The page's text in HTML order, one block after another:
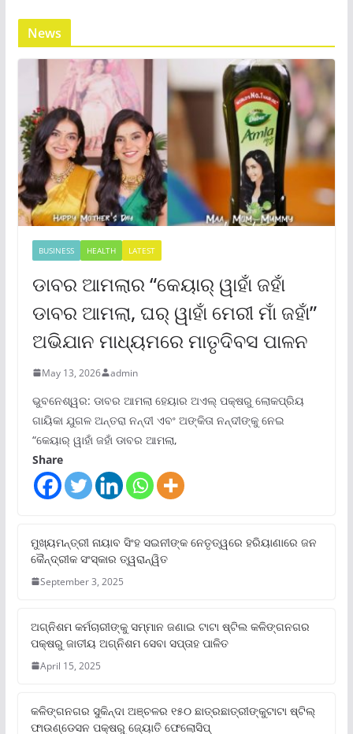
News
BUSINESS HEALTH LATEST
ଡାବର ଆମଲାର “କେୟାର୍ ୱାହାଁ ଜହାଁ
ଡାବର ଆମଲା, ଘର୍ ୱାହାଁ ମେରୀ ମାଁ ଜହାଁ”
ଅଭିଯାନ ମାଧ୍ୟମରେ ମାତୃଦିବସ ପାଳନ
May 13, 2026 admin
ଭୁବନେଶ୍ୱର: ଡାବର ଆମଲା ହେୟାର ଅଏଲ୍ ପକ୍ଷରୁ ଲୋକପ୍ରିୟ
ଗାୟିକା ଯୁଗଳ ଅନ୍ତରା ନନ୍ଦୀ ଏବଂ ଅଙ୍କିତା ନନ୍ଦୀଙ୍କୁ ନେଇ
“କେୟାର୍ ୱାହାଁ ଜହାଁ ଡାବର ଆମଲା,
Share
ମୁଖ୍ୟମନ୍ତ୍ରୀ ନାୟାବ ସିଂହ ସଇନୀଙ୍କ ନେତୃତ୍ୱରେ ହରିୟାଣାରେ ଜନ
କୈନ୍ଦ୍ରୀକ ସଂସ୍କାର ତ୍ୱରାନ୍ୱିତ
September 3, 2025
ଅଗ୍ନିଶମ କର୍ମଚାରୀଙ୍କୁ ସମ୍ମାନ ଜଣାଇ ଟାଟା ଷ୍ଟିଲ କଳିଙ୍ଗନଗର
ପକ୍ଷରୁ ଜାତୀୟ ଅଗ୍ନିଶମ ସେବା ସପ୍ତାହ ପାଳିତ
April 15, 2025
କଳିଙ୍ଗନଗର ସୁକିନ୍ଦା ଅଞ୍ଚଳର ୧୫୦ ଛାତ୍ରଛାତ୍ରୀଙ୍କୁଟାଟା ଷ୍ଟିଲ୍
ଫାଉଣ୍ଡେସନ ପକ୍ଷରୁ ଜ୍ୟୋତି ଫେଲୋସିପ୍‌